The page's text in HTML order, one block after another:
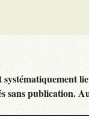
sans publication.